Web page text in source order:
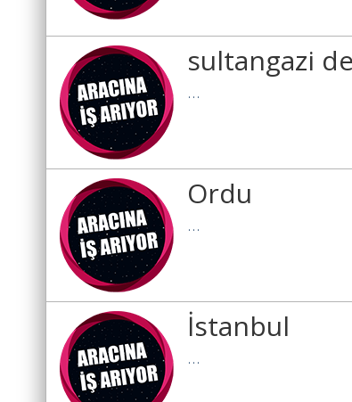
sultangazi
...
Ordu
...
İstanbul
...